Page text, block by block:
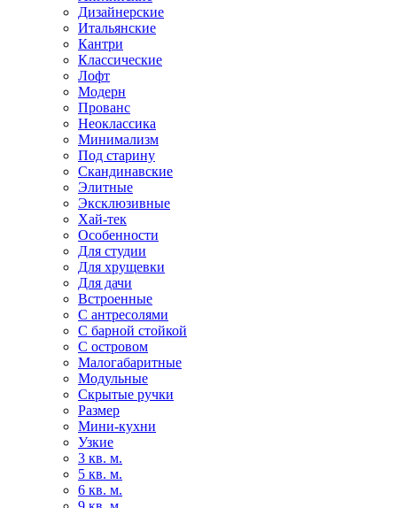
Дизайнерские
Итальянские
Кантри
Классические
Лофт
Модерн
Прованс
Неоклассика
Минимализм
Под старину
Скандинавские
Элитные
Эксклюзивные
Хай-тек
Особенности
Для студии
Для хрущевки
Для дачи
Встроенные
С антресолями
С барной стойкой
С островом
Малогабаритные
Модульные
Скрытые ручки
Размер
Мини-кухни
Узкие
3 кв. м.
5 кв. м.
6 кв. м.